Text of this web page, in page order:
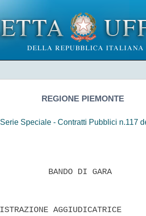
REGIONE PIEMONTE
Serie Speciale - Contratti Pubblici n.117